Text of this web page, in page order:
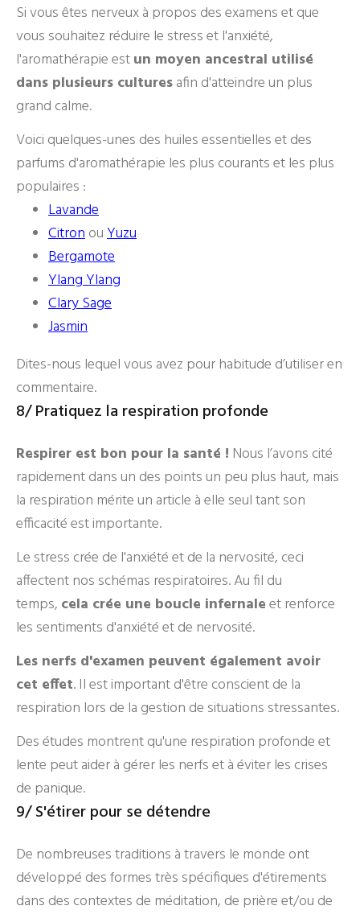
Si vous êtes nerveux à propos des examens et que
vous souhaitez réduire le stress et l'anxiété,
l'aromathérapie estun moyen ancestral utilisé
dans plusieurs culturesafin d'atteindre un plus
grand calme.
Voici quelques-unes des huiles essentielles et des
parfums d'aromathérapie les plus courants et les plus
populaires :
Lavande
CitronouYuzu
Bergamote
Ylang Ylang
Clary Sage
Jasmin
Dites-nous lequel vous avez pour habitude d’utiliser en
commentaire.
8/ Pratiquez la respiration profonde
Respirer est bon pour la santé ! Nous l’avons cité
rapidement dans un des points un peu plus haut, mais
la respiration mérite un article à elle seul tant son
efficacité est importante.
Le stress crée de l'anxiété et de la nervosité, ceci
affectent nos schémas respiratoires. Au fil du
temps, cela crée une boucle infernaleet renforce
les sentiments d'anxiété et de nervosité.
Les nerfs d'examen peuvent également avoir
cet effet. Il est important d'être conscient de la
respiration lors de la gestion de situations stressantes.
Des études montrent qu'une respiration profonde et
lente peut aider à gérer les nerfs et à éviter les crises
de panique.
9/ S'étirer pour se détendre
De nombreuses traditions à travers le monde ont
développé des formes très spécifiques d'étirements
dans des contextes de méditation, de prière et/ou de